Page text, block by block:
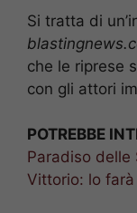
Si tratta di
che le riprese
con gli attori
POTREBBE
Paradiso delle
Vittorio: lo